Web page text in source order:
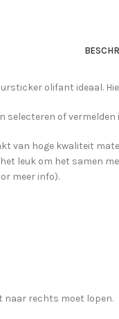
olifant ideaal.
selecteren of
van hoge kwaliteit
leuk om het samen
meer info).
naar rechts moet lopen.